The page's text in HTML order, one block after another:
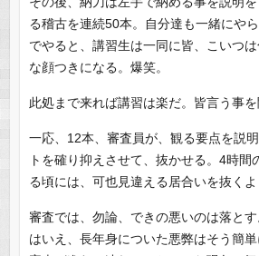
る稽古を連続50本。自分達も一緒にや
でやると、講習生は一同に皆、こいつ
な顔つきになる。爆笑。
此処まで来れば講習は楽だ。皆言う事
一応、12本、審査員が、観る要点を説
トを確り抑えさせて、抜かせる。4時間
る頃には、可也見違える居合いを抜くよ
審査では、勿論、できの悪いのは落と
はいえ、長年身についた悪弊はそう簡